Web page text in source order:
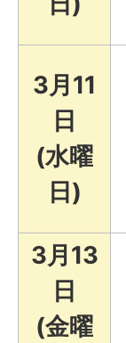
3月11
日
(水曜
日)
3月13
日
(金曜